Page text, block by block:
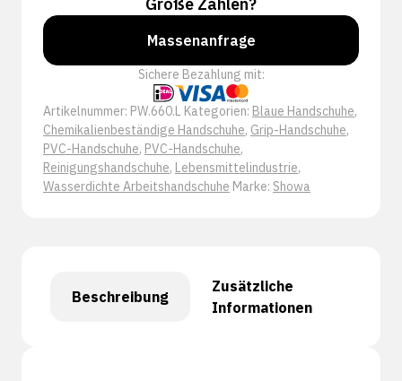
cm
Massenanfrage
Sichere Bezahlung mit:
Artikelnummer: PW.660.L Kategorien: Blaue Handschuhe,
Chemikalienbeständige Handschuhe, Grip-Handschuhe,
PVC-Handschuhe, PVC-Handschuhe,
Reinigungshandschuhe, Lebensmittelindustrie,
Wasserdichte Arbeitshandschuhe Marke: Showa
Beschreibung
Zusätzliche
Informationen